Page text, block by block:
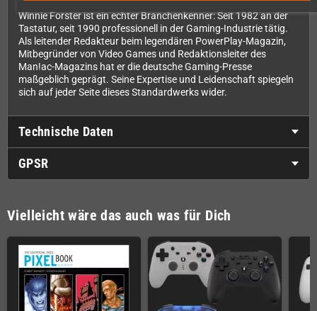
Winnie Forster ist ein echter Branchenkenner: Seit 1982 an der
Tastatur, seit 1990 professionell in der Gaming-Industrie tätig.
Als leitender Redakteur beim legendären PowerPlay-Magazin,
Mitbegründer von Video Games und Redaktionsleiter des
Man!ac-Magazins hat er die deutsche Gaming-Presse
maßgeblich geprägt. Seine Expertise und Leidenschaft spiegeln
sich auf jeder Seite dieses Standardwerks wider.
Technische Daten
GPSR
Vielleicht wäre das auch was für Dich